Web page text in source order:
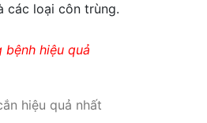
các loại côn trùng.
hiệu quả